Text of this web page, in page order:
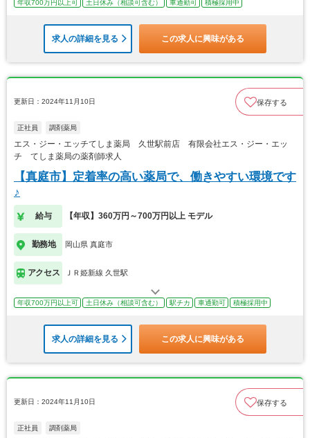
年収700万円以上可 土日休み（相談可含む） 車通勤可 積極採用中
求人の詳細を見る この求人に興味がある
更新日：2024年11月10日 保存する
正社員 調剤薬局
エス・ジー・エッチてしま薬局 久世駅前店 有限会社エス・ジー・エッ
チ てしま薬局の薬剤師求人
【真庭市】定着率の高い薬局で、働きやすい環境です
♪
給与 【年収】360万円～700万円以上 モデル
勤務地 岡山県 真庭市
アクセス ＪＲ姫新線 久世駅
年収700万円以上可 土日休み（相談可含む） 駅チカ 車通勤可 積極採用中
求人の詳細を見る この求人に興味がある
更新日：2024年11月10日 保存する
正社員 調剤薬局